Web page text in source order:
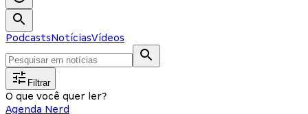
PodcastsNotíciasVídeos
Filtrar
O que você quer ler?
Agenda Nerd